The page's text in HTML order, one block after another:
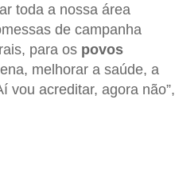
toda a nossa área
de campanha
para os povos
melhorar a saúde, a
vou acreditar, agora não”,